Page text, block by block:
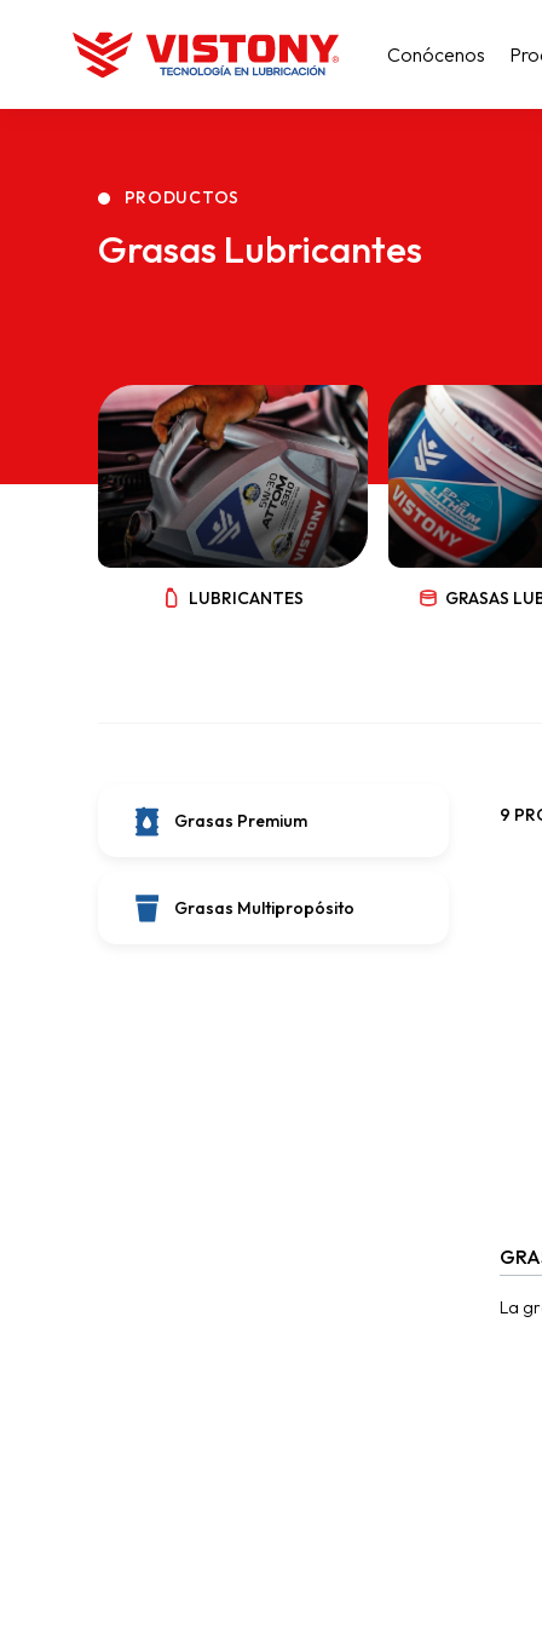
Conócenos
PRODUCTOS
Grasas Lubricantes
LUBRICANTES GRASAS
Grasas Premium
Grasas Multipropósito
9
La